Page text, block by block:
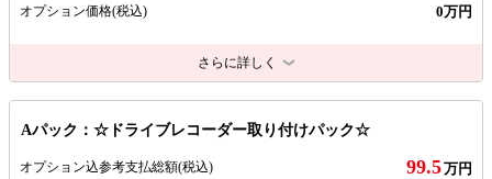
オプション価格(税込) 0万円
さらに詳しく
Aパック：☆ドライブレコーダー取り付けパック☆
オプション込参考支払総額(税込) 99.5万円